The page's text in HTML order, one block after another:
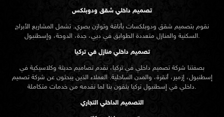
تصميم داخلي شقق ودوبلكس
نقوم بتصميم شقق ودوبلكسات بأناقة وتوازن بصري. تشمل المشاريع الأبراج
السكنية والمنازل متعددة الطوابق في دبي، جدة، الدوحة، وإسطنبول.
تصميم داخلي منازل في تركيا
بصفتنا شركة تصميم داخلي في تركيا، نقدم تصاميم حديثة وكلاسيكية في
إسطنبول، إزمير، أنقرة، والمدن الساحلية. العملاء الذين يبحثون عن شركة تصميم
داخلي في إسطنبولتركيا يثقون بنا لما نقدمه من خدمات متكاملة.
التصميم الداخلي التجاري